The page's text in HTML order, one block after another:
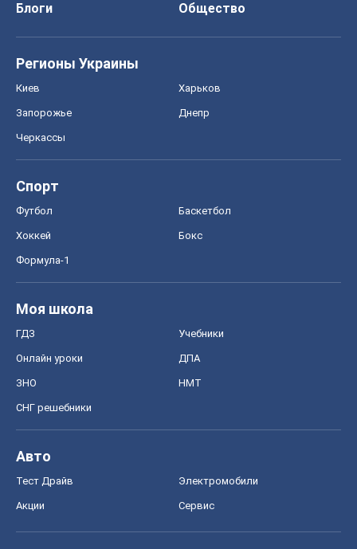
Блоги
Общество
Регионы Украины
Киев Харьков
Запорожье Днепр
Черкассы
Спорт
Футбол Баскетбол
Хоккей Бокс
Формула-1
Моя школа
ГДЗ Учебники
Онлайн уроки ДПА
ЗНО НМТ
СНГ решебники
Авто
Тест Драйв Электромобили
Акции Сервис